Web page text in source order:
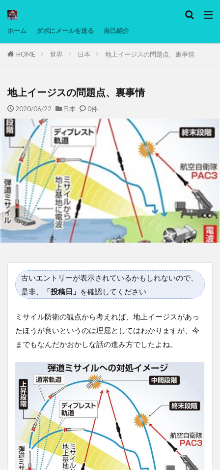
ホーム ダボにメールを送る 自己紹介
HOME 世界 日本 地上イージスの問題点、裏事情
地上イージスの問題点、裏事情
2020/06/22 日本 0件
古いエントリーが表示されているかもしれないので、
是非、
「投稿日」 を確認してください
ミサイル防衛の観点から考えれば、地上イージスがあっ
たほうが良いというのは理屈としてはわかりますが、今
までもなんだかおかしな話の進み方でしたよね。
タグ
低温調理・スロークッカー
低糖質ダイエット
検索